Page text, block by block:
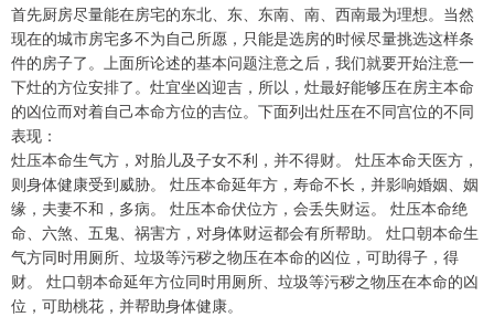
首先厨房尽量能在房宅的东北、东、东南、南、西南最为理想。当然
现在的城市房宅多不为自己所愿，只能是选房的时候尽量挑选这样条
件的房子了。上面所论述的基本问题注意之后，我们就要开始注意一
下灶的方位安排了。灶宜坐凶迎吉，所以，灶最好能够压在房主本命
的凶位而对着自己本命方位的吉位。下面列出灶压在不同宫位的不同
表现：
灶压本命生气方，对胎儿及子女不利，并不得财。 灶压本命天医方，
则身体健康受到威胁。 灶压本命延年方，寿命不长，并影响婚姻、姻
缘，夫妻不和，多病。 灶压本命伏位方，会丢失财运。 灶压本命绝
命、六煞、五鬼、祸害方，对身体财运都会有所帮助。 灶口朝本命生
气方同时用厕所、垃圾等污秽之物压在本命的凶位，可助得子，得
财。 灶口朝本命延年方位同时用厕所、垃圾等污秽之物压在本命的凶
位，可助桃花，并帮助身体健康。